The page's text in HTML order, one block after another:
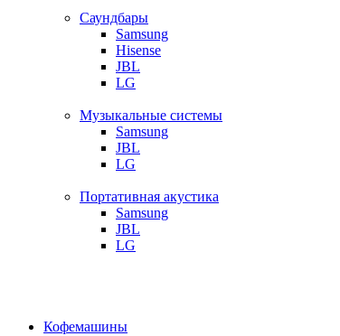
Саундбары
Samsung
Hisense
JBL
LG
Музыкальные системы
Samsung
JBL
LG
Портативная акустика
Samsung
JBL
LG
Кофемашины